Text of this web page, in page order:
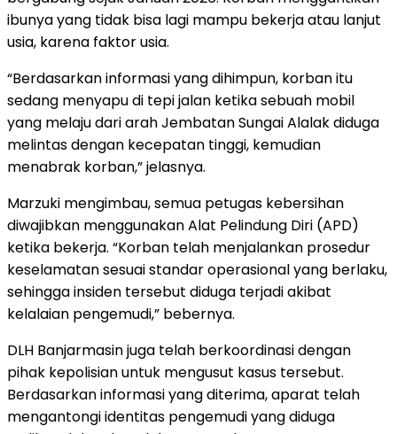
ibunya yang tidak bisa lagi mampu bekerja atau lanjut
usia, karena faktor usia.
“Berdasarkan informasi yang dihimpun, korban itu
sedang menyapu di tepi jalan ketika sebuah mobil
yang melaju dari arah Jembatan Sungai Alalak diduga
melintas dengan kecepatan tinggi, kemudian
menabrak korban,” jelasnya.
Marzuki mengimbau, semua petugas kebersihan
diwajibkan menggunakan Alat Pelindung Diri (APD)
ketika bekerja. “Korban telah menjalankan prosedur
keselamatan sesuai standar operasional yang berlaku,
sehingga insiden tersebut diduga terjadi akibat
kelalaian pengemudi,” bebernya.
DLH Banjarmasin juga telah berkoordinasi dengan
pihak kepolisian untuk mengusut kasus tersebut.
Berdasarkan informasi yang diterima, aparat telah
mengantongi identitas pengemudi yang diduga